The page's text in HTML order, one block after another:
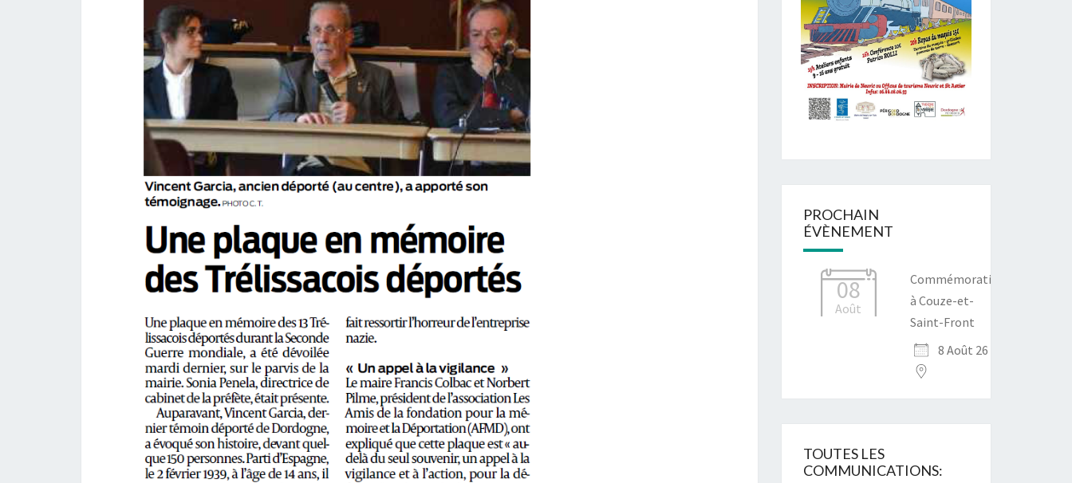
PROCHAIN
ÉVÈNEMENT
08
Août
Commémoration
à Couze-et-
Saint-Front
8 Août 26
TOUTES LES
COMMUNICATIONS: